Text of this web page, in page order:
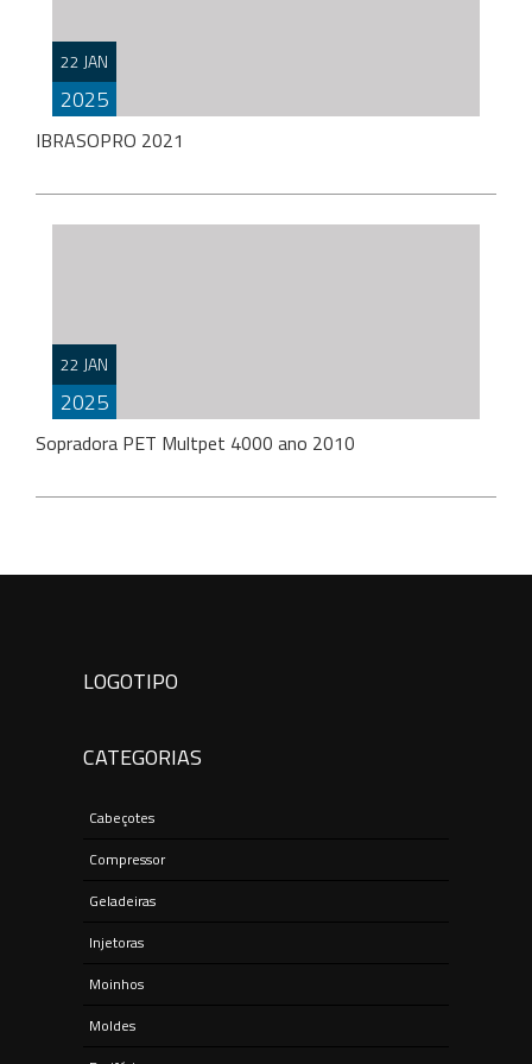
acompanha um molde de 5 litros, 1 de litro cooler, 1
de 1,5 […]
22 JAN
2025
VALOR: R$192.000 Incluso: • sopradora 2cv; • ⁠7
moldes; • ⁠secador; • ⁠geladeira • […]
IBRASOPRO 2021
22 JAN
2025
430.000,00
Sopradora PET Multpet 4000 ano 2010
LOGOTIPO
CATEGORIAS
Cabeçotes
Compressor
Geladeiras
Injetoras
Moinhos
Moldes